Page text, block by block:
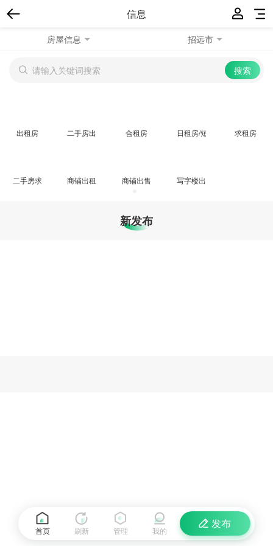
信息
房屋信息 招远市
出租房 二手房出售 合租房 日租房/短期租房 求租房
二手房求购 商铺出租/求租 商铺出售/求购 写字楼出租/求租
新发布
首页 刷新
发布
管理 我的